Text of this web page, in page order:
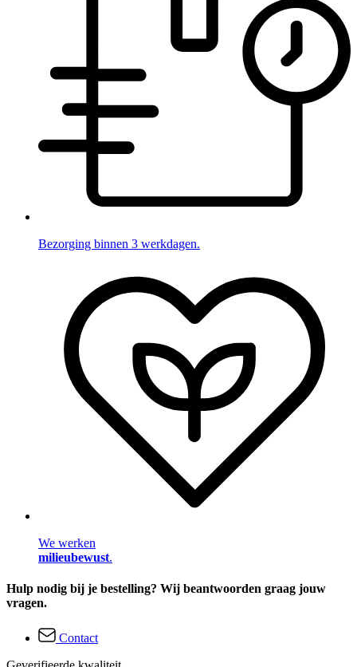
Bezorging binnen 3 werkdagen.
We werken
milieubewust.
Hulp nodig bij je bestelling? Wij beantwoorden graag jouw
vragen.
Contact